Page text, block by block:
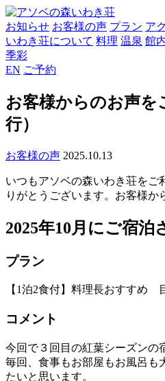
お知らせ お客様の声 プラン ア
いわき荘について 料理 温泉 館
季彩
EN ご予約
お客様からのお声を
行）
お客様の声 2025.10.13
いつもアソベの森いわき荘をご
りがとうございます。お客様か
2025年10月にご宿泊
プラン
【1泊2食付】料理長おすすめ
コメント
今回で３回目の紅葉シーズンの
毎回、食事もお部屋もお風呂も
たいと思います。